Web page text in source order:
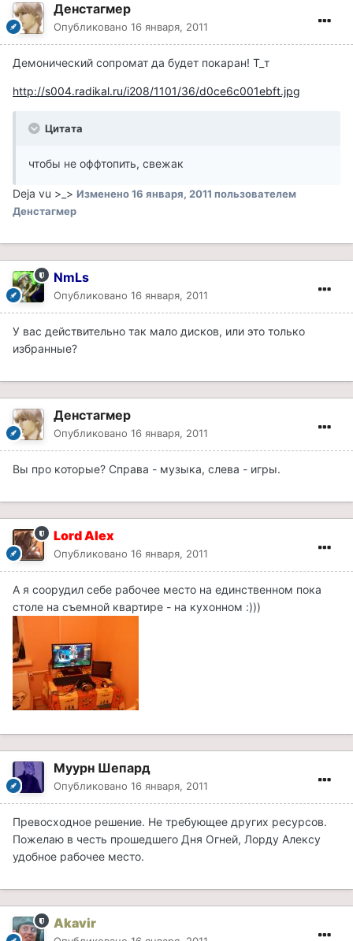
Денстагмер
Опубликовано 16 января, 2011
Демонический сопромат да будет покаран! Т_т
http://s004.radikal.ru/i208/1101/36/d0ce6c001ebft.jpg
Цитата
чтобы не оффтопить, свежак
Deja vu >_> Изменено16 января, 2011 пользователем
Денстагмер
NmLs
Опубликовано 16 января, 2011
У вас действительно так мало дисков, или это только
избранные?
Денстагмер
Опубликовано 16 января, 2011
Вы про которые? Справа - музыка, слева - игры.
Lord Alex
Опубликовано 16 января, 2011
А я соорудил себе рабочее место на единственном пока
столе на съемной квартире - на кухонном :)))
Муурн Шепард
Опубликовано 16 января, 2011
Превосходное решение. Не требующее других ресурсов.
Пожелаю в честь прошедшего Дня Огней, Лорду Алексу
удобное рабочее место.
Akavir